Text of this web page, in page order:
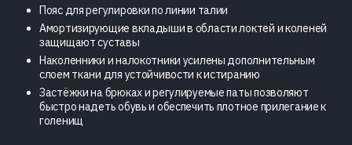
Пояс для регулировки по линии талии
Амортизирующие вкладыши в области локтей и коленей
защищают суставы
Наколенники и налокотники усилены дополнительным
слоем ткани для устойчивости к истиранию
Застёжки на брюках и регулируемые паты позволяют
быстро надеть обувь и обеспечить плотное прилегание к
голенищ